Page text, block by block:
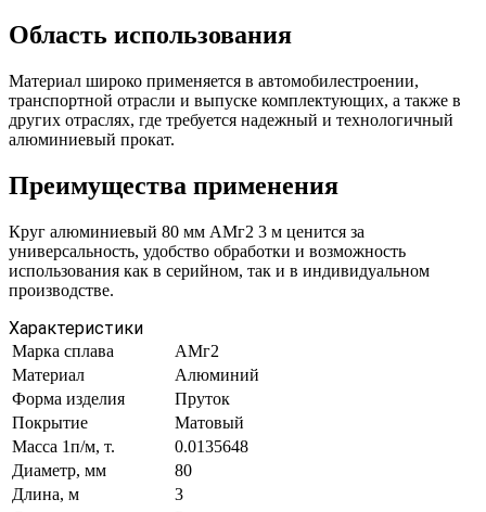
Область использования
Материал широко применяется в автомобилестроении,
транспортной отрасли и выпуске комплектующих, а также в
других отраслях, где требуется надежный и технологичный
алюминиевый прокат.
Преимущества применения
Круг алюминиевый 80 мм АМг2 3 м ценится за
универсальность, удобство обработки и возможность
использования как в серийном, так и в индивидуальном
производстве.
Характеристики
Марка сплава
АМг2
Материал
Алюминий
Форма изделия
Пруток
Покрытие
Матовый
Масса 1п/м, т.
0.0135648
Диаметр, мм
80
Длина, м
3